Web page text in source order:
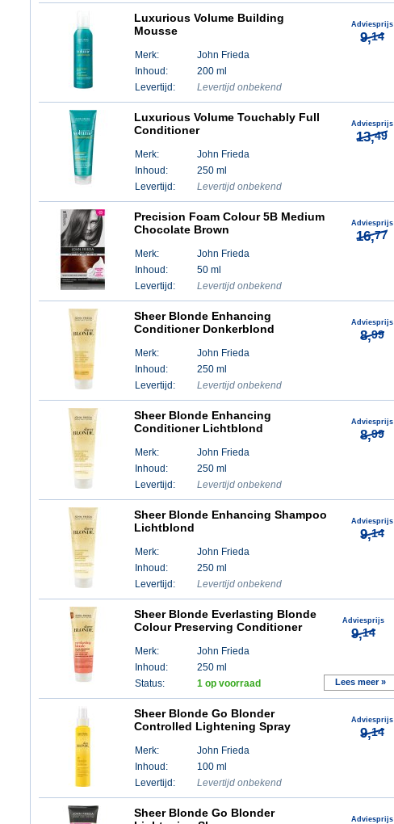
Luxurious Volume Building
Mousse
Merk:
John Frieda
Inhoud:
200 ml
Levertijd:
Levertijd onbekend
Adviesprijs
9,14
Luxurious Volume Touchably Full
Conditioner
Merk:
John Frieda
Inhoud:
250 ml
Levertijd:
Levertijd onbekend
Adviesprijs
13,49
Precision Foam Colour 5B Medium
Chocolate Brown
Merk:
John Frieda
Inhoud:
50 ml
Levertijd:
Levertijd onbekend
Adviesprijs
16,77
Sheer Blonde Enhancing
Conditioner Donkerblond
Merk:
John Frieda
Inhoud:
250 ml
Levertijd:
Levertijd onbekend
Adviesprijs
8,99
Sheer Blonde Enhancing
Conditioner Lichtblond
Merk:
John Frieda
Inhoud:
250 ml
Levertijd:
Levertijd onbekend
Adviesprijs
8,99
Sheer Blonde Enhancing Shampoo
Lichtblond
Merk:
John Frieda
Inhoud:
250 ml
Levertijd:
Levertijd onbekend
Adviesprijs
9,14
Sheer Blonde Everlasting Blonde
Colour Preserving Conditioner
Merk:
John Frieda
Inhoud:
250 ml
Status:
1 op voorraad
Adviesprijs
9,14
Lees meer »
Sheer Blonde Go Blonder
Controlled Lightening Spray
Merk:
John Frieda
Inhoud:
100 ml
Levertijd:
Levertijd onbekend
Adviesprijs
9,14
Sheer Blonde Go Blonder
Adviesprijs